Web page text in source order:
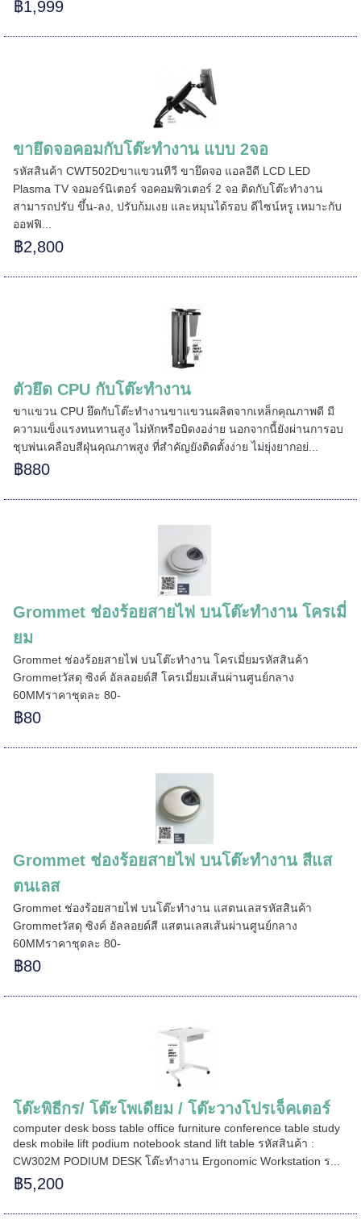
฿1,999
ขายึดจอคอมกับโต๊ะทำงาน แบบ 2จอ
รหัสสินค้า CWT502Dขาแขวนทีวี ขายึดจอ แอลอีดี LCD LED
Plasma TV จอมอร์นิเตอร์ จอคอมพิวเตอร์ 2 จอ ติดกับโต๊ะทำงาน
สามารถปรับ ขึ้น-ลง, ปรับก้มเงย และหมุนได้รอบ ดีไซน์หรู เหมาะกับ
ออฟฟิ...
฿2,800
ตัวยึด CPU กับโต๊ะทำงาน
ขาแขวน CPU ยึดกับโต๊ะทำงานขาแขวนผลิตจากเหล็กคุณภาพดี มี
ความแข็งแรงทนทานสูง ไม่หักหรือบิดงอง่าย นอกจากนี้ยังผ่านการอบ
ชุบพ่นเคลือบสีฝุ่นคุณภาพสูง ที่สำคัญยังติดตั้งง่าย ไม่ยุ่งยากอย่...
฿880
Grommet ช่องร้อยสายไฟ บนโต๊ะทำงาน โครเมี่
ยม
Grommet ช่องร้อยสายไฟ บนโต๊ะทำงาน โครเมี่ยมรหัสสินค้า
Grommetวัสดุ ซิงค์ อัลลอยด์สี โครเมี่ยมเส้นผ่านศูนย์กลาง
60MMราคาชุดละ 80-
฿80
Grommet ช่องร้อยสายไฟ บนโต๊ะทำงาน สีแส
ตนเลส
Grommet ช่องร้อยสายไฟ บนโต๊ะทำงาน แสตนเลสรหัสสินค้า
Grommetวัสดุ ซิงค์ อัลลอยด์สี แสตนเลสเส้นผ่านศูนย์กลาง
60MMราคาชุดละ 80-
฿80
โต๊ะพิธีกร/ โต๊ะโพเดียม / โต๊ะวางโปรเจ็คเตอร์
computer desk boss table office furniture conference table study
desk mobile lift podium notebook stand lift table รหัสสินค้า :
CW302M PODIUM DESK โต๊ะทำงาน Ergonomic Workstation ร...
฿5,200